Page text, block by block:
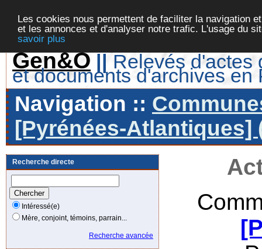
Les cookies nous permettent de faciliter la navigation
et les annonces et d'analyser notre trafic. L'usage du
savoir plus
Gen&O || Relevés d'actes
et documents d'archives en
Navigation ::
[Pyrénées-Atlantiques]
Recherche directe
Intéressé(e)
Mère, conjoint, témoins, parrain...
Recherche avancée